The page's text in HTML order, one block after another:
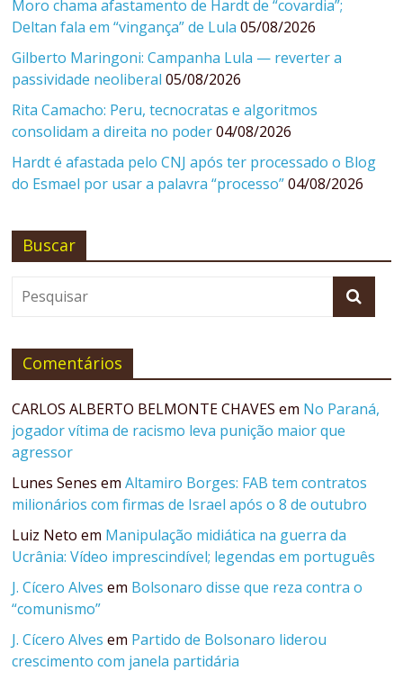
Moro chama afastamento de Hardt de “covardia”;
Deltan fala em “vingança” de Lula 05/08/2026
Gilberto Maringoni: Campanha Lula — reverter a
passividade neoliberal 05/08/2026
Rita Camacho: Peru, tecnocratas e algoritmos
consolidam a direita no poder 04/08/2026
Hardt é afastada pelo CNJ após ter processado o Blog
do Esmael por usar a palavra “processo” 04/08/2026
Buscar
Comentários
CARLOS ALBERTO BELMONTE CHAVES em No Paraná,
jogador vítima de racismo leva punição maior que
agressor
Lunes Senes emAltamiro Borges: FAB tem contratos
milionários com firmas de Israel após o 8 de outubro
Luiz Neto em Manipulação midiática na guerra da
Ucrânia: Vídeo imprescindível; legendas em português
J. Cícero Alves em Bolsonaro disse que reza contra o
“comunismo”
J. Cícero Alves em Partido de Bolsonaro liderou
crescimento com janela partidária